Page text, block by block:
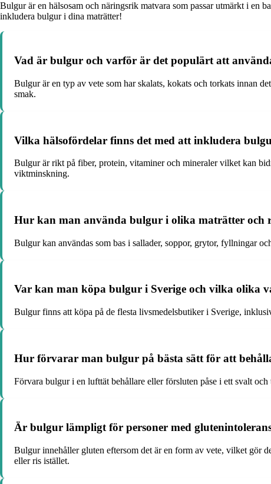
Bulgur är en hälsosam och näringsrik matvara som passar utmärkt i en
inkludera bulgur i dina maträtter!
Vad är bulgur och varför är det populärt att
Bulgur är en typ av vete som har skalats, kokats och torkats innan
smak.
Vilka hälsofördelar finns det med att inkludera
Bulgur är rikt på fiber, protein, vitaminer och mineraler vilket kan
viktminskning.
Hur kan man använda bulgur i olika maträtter och
Bulgur kan användas som bas i sallader, soppor, grytor, fyllningar
Var kan man köpa bulgur i Sverige och vilka olika
Bulgur finns att köpa på de flesta livsmedelsbutiker i Sverige,
Hur förvarar man bulgur på bästa sätt för att
Förvara bulgur i en lufttät behållare eller försluten påse i ett svalt
Är bulgur lämpligt för personer med
Bulgur innehåller gluten eftersom det är en form av vete, vilket gör
eller ris istället.